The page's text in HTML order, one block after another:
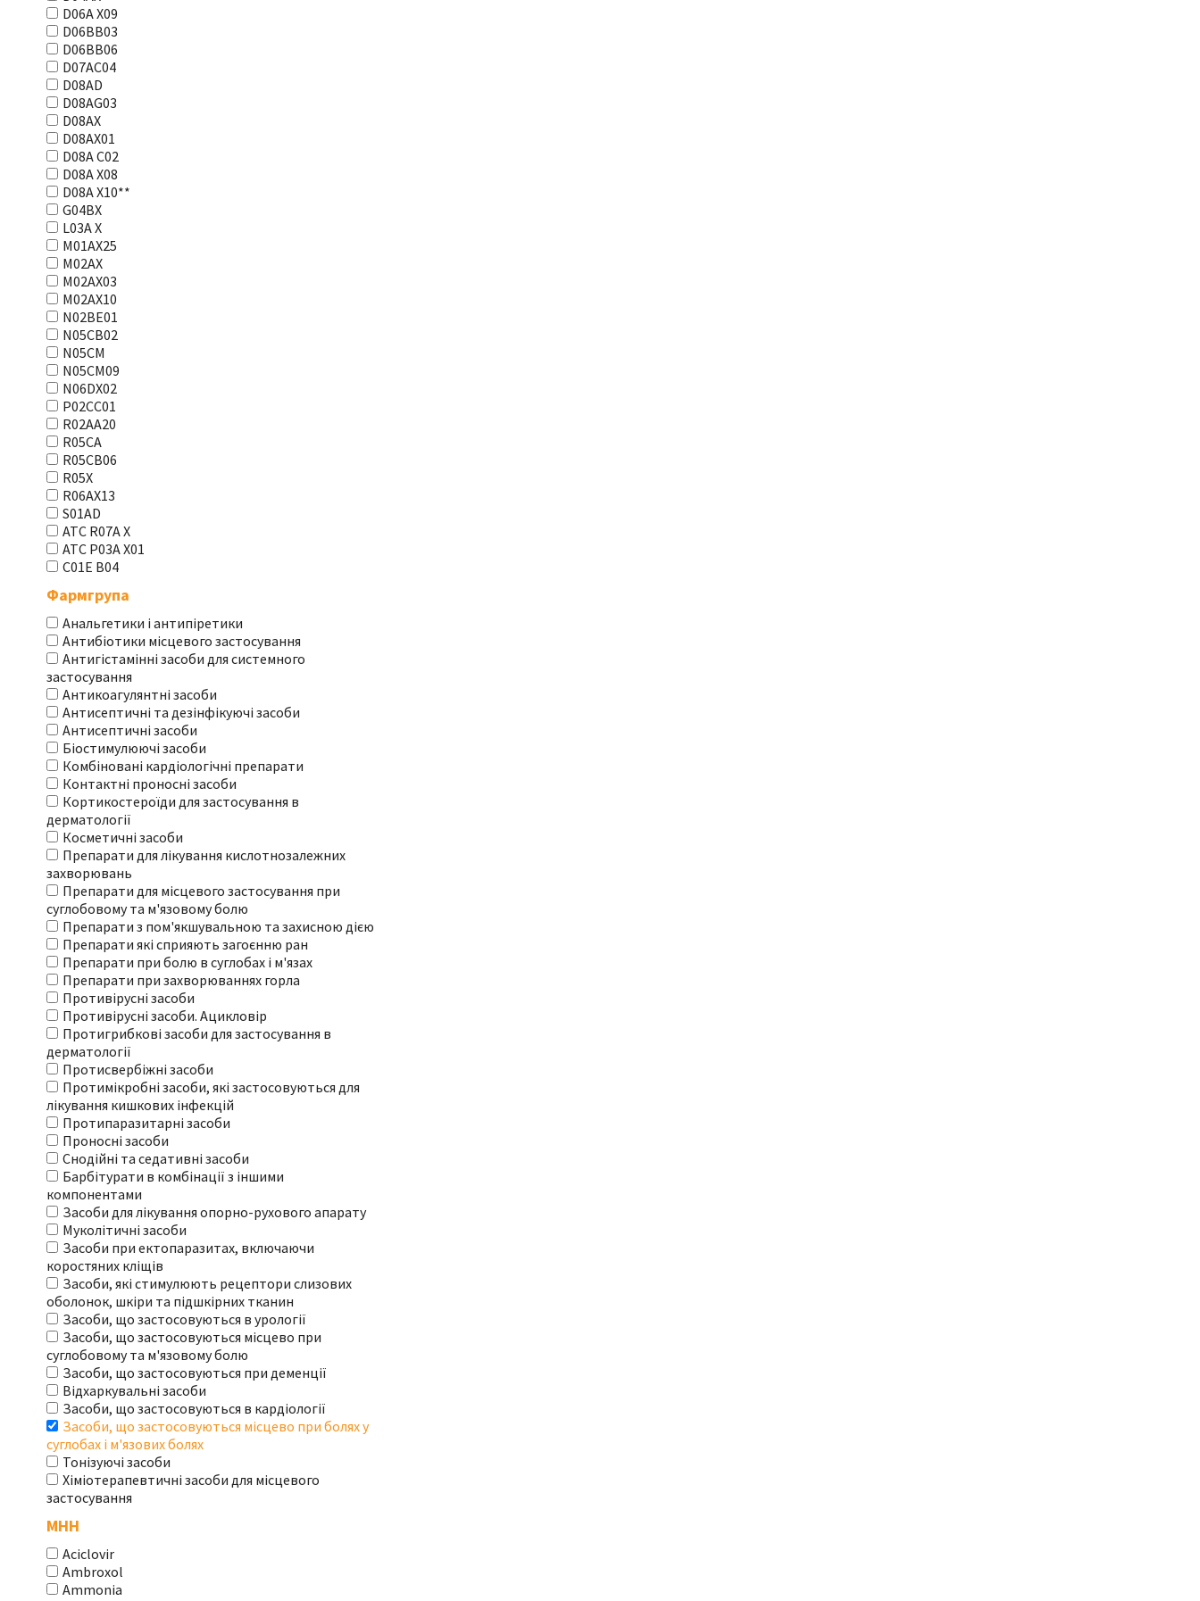
D06A X09
D06BB03
D06BB06
D07AC04
D08AD
D08AG03
D08AX
D08AX01
D08А С02
D08А Х08
D08А Х10**
G04BX
L03А Х
M01AX25
M02AX
M02AX03
M02AX10
N02BE01
N05CB02
N05CM
N05CM09
N06DX02
P02CC01
R02AA20
R05CA
R05CB06
R05X
R06AX13
S01AD
АТС R07A X
АТС Р03А Х01
С01Е В04
Фармгрупа
Анальгетики і антипіретики
Антибіотики місцевого застосування
Антигістамінні засоби для системного
застосування
Антикоагулянтні засоби
Антисептичні та дезінфікуючі засоби
Антисептичні засоби
Біостимулюючі засоби
Комбіновані кардіологічні препарати
Контактні проносні засоби
Кортикостероїди для застосування в
дерматології
Косметичні засоби
Препарати для лікування кислотнозалежних
захворювань
Препарати для місцевого застосування при
суглобовому та м'язовому болю
Препарати з пом'якшувальною та захисною дією
Препарати які сприяють загоєнню ран
Препарати при болю в суглобах і м'язах
Препарати при захворюваннях горла
Противірусні засоби
Противірусні засоби. Ацикловір
Протигрибкові засоби для застосування в
дерматології
Протисвербіжні засоби
Протимікробні засоби, які застосовуються для
лікування кишкових інфекцій
Протипаразитарні засоби
Проносні засоби
Снодійні та седативні засоби
Барбітурати в комбінації з іншими
компонентами
Засоби для лікування опорно-рухового апарату
Муколітичні засоби
Засоби при ектопаразитах, включаючи
коростяних кліщів
Засоби, які стимулюють рецептори слизових
оболонок, шкіри та підшкірних тканин
Засоби, що застосовуються в урології
Засоби, що застосовуються місцево при
суглобовому та м'язовому болю
Засоби, що застосовуються при деменції
Відхаркувальні засоби
Засоби, що застосовуються в кардіології
Засоби, що застосовуються місцево при болях у
суглобах і м'язових болях
Тонізуючі засоби
Хіміотерапевтичні засоби для місцевого
застосування
МНН
Aciclovir
Ambroxol
Ammonia